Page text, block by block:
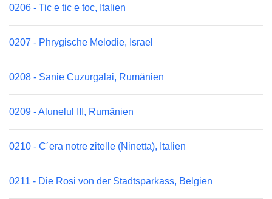
0206 - Tic e tic e toc, Italien
0207 - Phrygische Melodie, Israel
0208 - Sanie Cuzurgalai, Rumänien
0209 - Alunelul III, Rumänien
0210 - C´era notre zitelle (Ninetta), Italien
0211 - Die Rosi von der Stadtsparkass, Belgien